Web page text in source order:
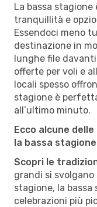
La bassa
tranquillità e
Essendoci meno
destinazione in
lunghe file
offerte per voli e
locali spesso
stagione è
all’ultimo minuto.
Ecco alcune
la bassa
Scopri le
grandi si
stagione, la
celebrazioni più